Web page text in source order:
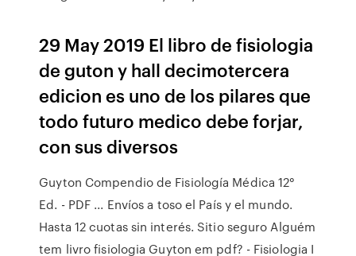
29 May 2019 El libro de fisiologia
de guton y hall decimotercera
edicion es uno de los pilares que
todo futuro medico debe forjar,
con sus diversos
Guyton Compendio de Fisiología Médica 12°
Ed. - PDF ... Envíos a toso el País y el mundo.
Hasta 12 cuotas sin interés. Sitio seguro Alguém
tem livro fisiologia Guyton em pdf? - Fisiologia I